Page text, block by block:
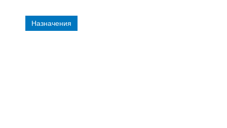
Назначения